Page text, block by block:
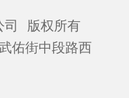
版权所有
佑街中段路西